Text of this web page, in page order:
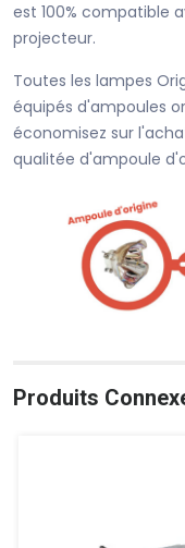
est 100% compatible
projecteur.
Toutes les lampes
équipés d'ampoules
économisez sur
qualitée d'ampoule
Produits